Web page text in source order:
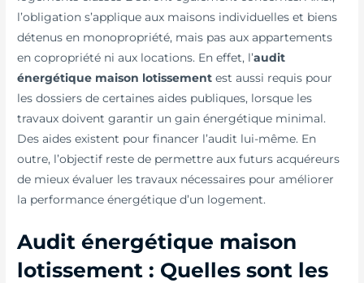
l’obligation s’applique aux maisons individuelles et biens
détenus en monopropriété, mais pas aux appartements
en copropriété ni aux locations. En effet, l’audit
énergétique maison lotissement est aussi requis pour
les dossiers de certaines aides publiques, lorsque les
travaux doivent garantir un gain énergétique minimal.
Des aides existent pour financer l’audit lui-même. En
outre, l’objectif reste de permettre aux futurs acquéreurs
de mieux évaluer les travaux nécessaires pour améliorer
la performance énergétique d’un logement.
Audit énergétique maison
lotissement : Quelles sont les